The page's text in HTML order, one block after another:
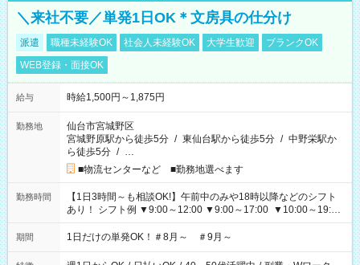
＼来社不要／単発1日OK＊文房具の仕分け
派遣 職種未経験OK 社会人未経験OK 大学生歓迎
ブランクOK
WEB登録・面接OK
給与 時給1,500円～1,875円
勤務地
仙台市宮城野区
宮城野原駅から徒歩5分 / 東仙台駅から徒歩5分 / 中野栄駅か
ら徒歩5分 / …
■物流センターなど ■勤務地選べます
勤務時間
【1日3時間～も相談OK!】午前中のみや18時以降などのシフト
あり！ シフト例 ▼9:00～12:00 ▼9:00～17:00 ▼10:00～19:00
▼18:00～21:00
期間 1日だけの単発OK！＃8月～ ＃9月～